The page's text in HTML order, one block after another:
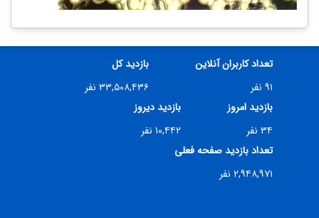
تعداد کاربران آنلاین
۹۱ نفر
بازدید کل
۳۳,۵۰۸,۴۳۶ نفر
بازدید امروز
۳۴ نفر
بازدید دیروز
۱۰,۴۴۲ نفر
تعداد بازدید صفحه فعلی
۲,۹۴۸,۹۷۱ نفر